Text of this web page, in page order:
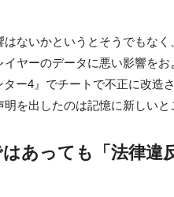
ないかというとそうでもな
ヤーのデータに悪い影響をお
ー4』でチートで不正に改造
を出したのは記憶に新しいと
あっても「法律違